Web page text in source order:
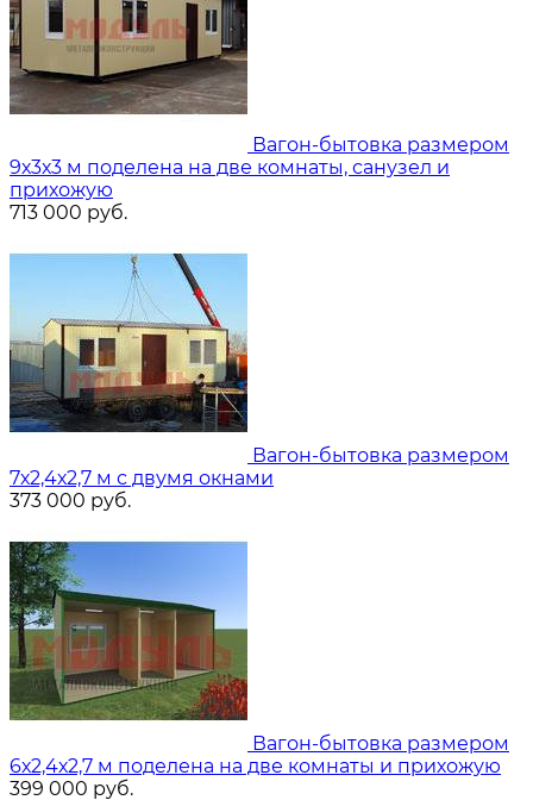
Вагон-бытовка размером
9х3х3 м поделена на две комнаты, санузел и
прихожую
713 000 руб.
Вагон-бытовка размером
7х2,4х2,7 м с двумя окнами
373 000 руб.
Вагон-бытовка размером
6х2,4х2,7 м поделена на две комнаты и прихожую
399 000 руб.